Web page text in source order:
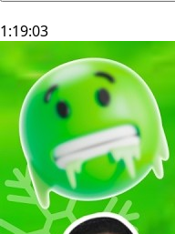
1:19:03